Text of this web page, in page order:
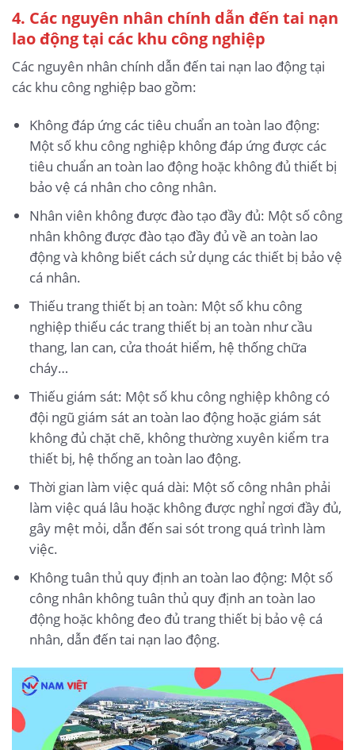
4. Các nguyên nhân chính dẫn đến tai nạn
lao độngtại các khu công nghiệp
Các nguyên nhân chính dẫn đến tai nạn lao động tại
các khu công nghiệp bao gồm:
Không đáp ứng các tiêu chuẩn an toàn lao động:
Một số khu công nghiệp không đáp ứng được các
tiêu chuẩn an toàn lao động hoặc không đủ thiết bị
bảo vệ cá nhân cho công nhân.
Nhân viên không được đào tạo đầy đủ: Một số công
nhân không được đào tạo đầy đủ về an toàn lao
động và không biết cách sử dụng các thiết bị bảo vệ
cá nhân.
Thiếu trang thiết bị an toàn: Một số khu công
nghiệp thiếu các trang thiết bị an toàn như cầu
thang, lan can, cửa thoát hiểm, hệ thống chữa
cháy…
Thiếu giám sát: Một số khu công nghiệp không có
đội ngũ giám sát an toàn lao động hoặc giám sát
không đủ chặt chẽ, không thường xuyên kiểm tra
thiết bị, hệ thống an toàn lao động.
Thời gian làm việc quá dài: Một số công nhân phải
làm việc quá lâu hoặc không được nghỉ ngơi đầy đủ,
gây mệt mỏi, dẫn đến sai sót trong quá trình làm
việc.
Không tuân thủ quy định an toàn lao động: Một số
công nhân không tuân thủ quy định an toàn lao
động hoặc không đeo đủ trang thiết bị bảo vệ cá
nhân, dẫn đến tai nạn lao động.